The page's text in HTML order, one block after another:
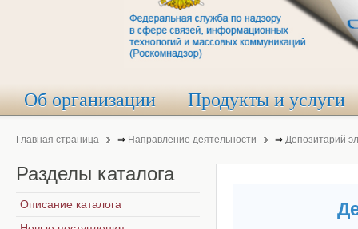
Об организации Продукты и услуги
Главная страница ⇒ Направление деятельности ⇒ Депозитарий
Разделы каталога
Описание каталога